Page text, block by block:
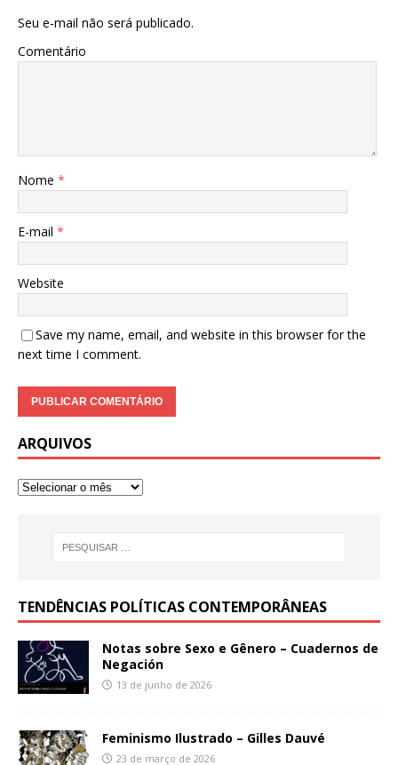
Seu e-mail não será publicado.
Comentário
Nome *
E-mail *
Website
Save my name, email, and website in this browser for the
next time I comment.
ARQUIVOS
TENDÊNCIAS POLÍTICAS CONTEMPORÂNEAS
Notas sobre Sexo e Gênero – Cuadernos de
Negación
13 de junho de 2026
Feminismo Ilustrado – Gilles Dauvé
23 de março de 2026